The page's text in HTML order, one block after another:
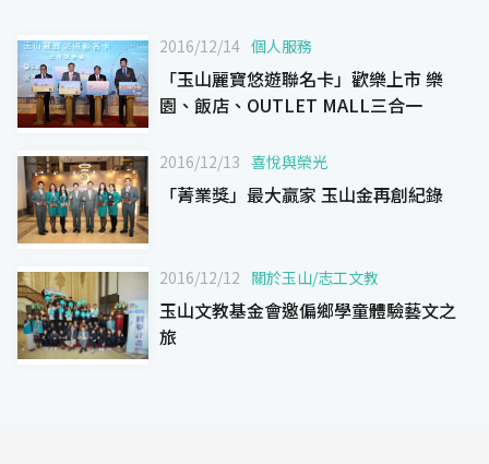
2016/12/14 個人服務
「玉山麗寶悠遊聯名卡」歡樂上市 樂
園、飯店、OUTLET MALL三合一
2016/12/13 喜悅與榮光
「菁業獎」最大贏家 玉山金再創紀錄
2016/12/12 關於玉山/志工文教
玉山文教基金會邀偏鄉學童體驗藝文之
旅